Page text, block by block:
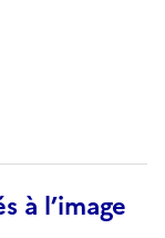
à l’image